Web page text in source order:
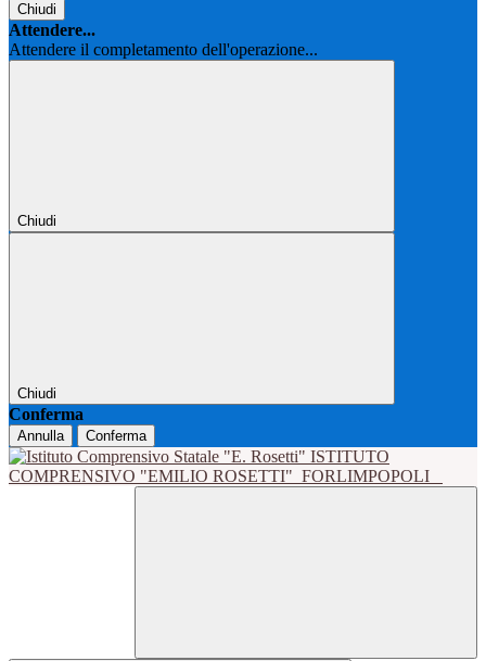
Chiudi
Attendere...
Attendere il completamento dell'operazione...
Chiudi
Chiudi
Conferma
Annulla Conferma
ISTITUTO
COMPRENSIVO "EMILIO ROSETTI" FORLIMPOPOLI